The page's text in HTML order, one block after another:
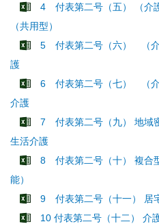
4 付表第二号（五） （介
（共用型）
5 付表第二号（六） （介
護
6 付表第二号（七） （介
介護
7 付表第二号（九） 地域
生活介護
8 付表第二号（十） 複合
能）
9 付表第二号（十一） 居
10 付表第二号（十二） 介